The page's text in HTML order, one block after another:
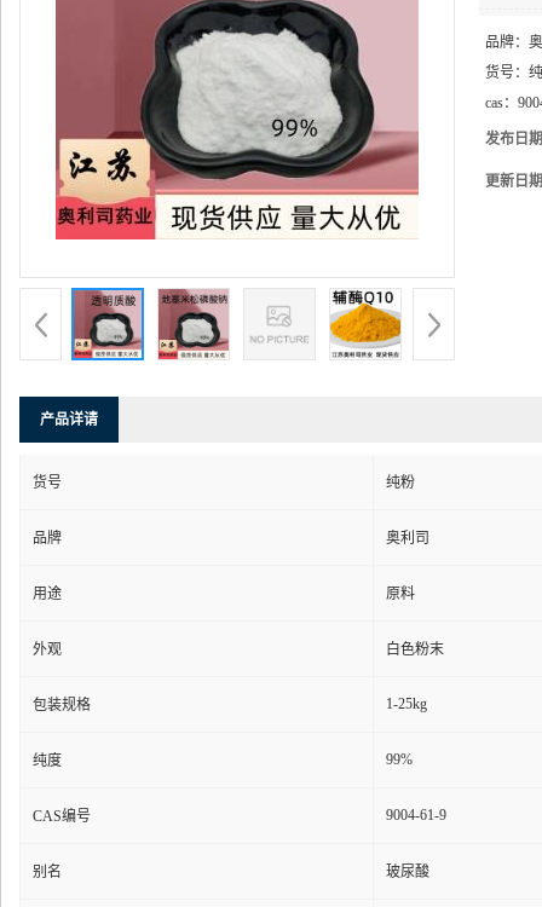
品牌：
货号：
cas：
发布日
更新日
产品详请
货号 纯粉
品牌 奥利司
用途 原料
外观 白色粉末
包装规格 1-25kg
纯度 99%
CAS编号 9004-61-9
别名 玻尿酸